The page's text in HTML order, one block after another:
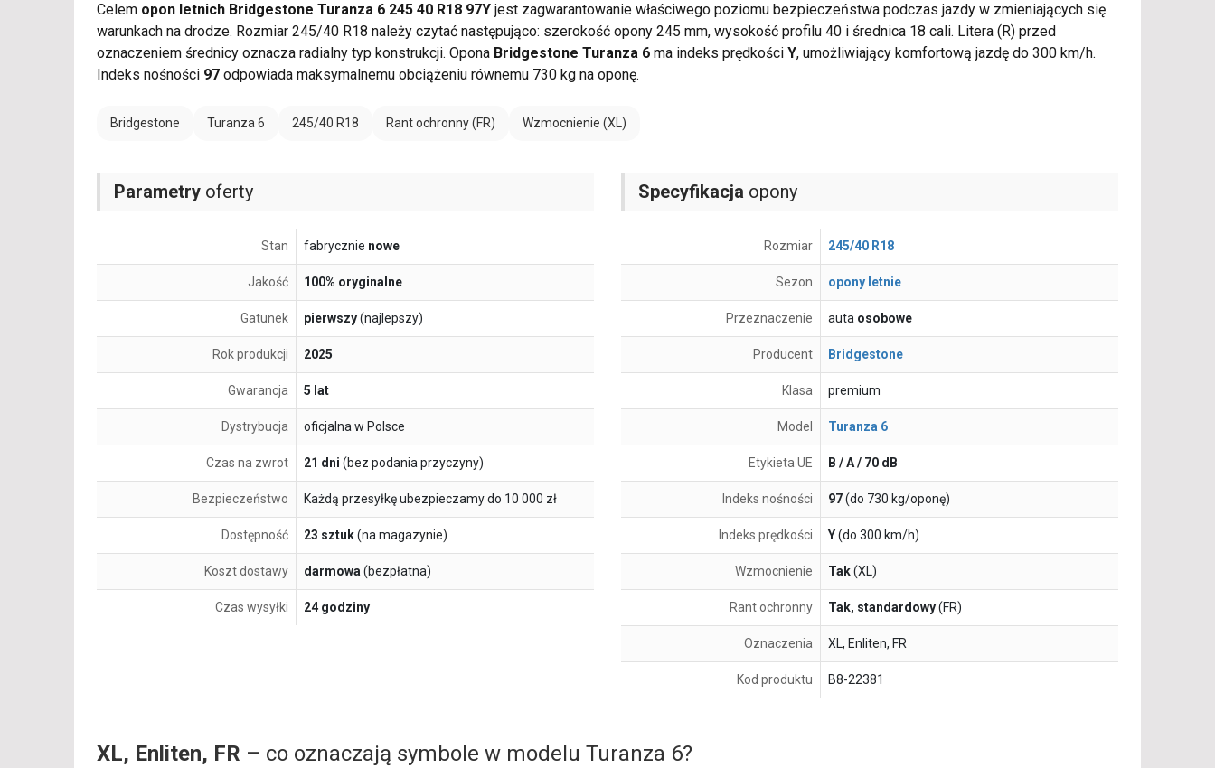
Celem opon letnich Bridgestone Turanza 6 245 40 R18 97Y jest zagwarantowanie właściwego poziomu bezpieczeństwa podczas jazdy w zmieniających się
warunkach na drodze. Rozmiar 245/40 R18 należy czytać następująco: szerokość opony 245 mm, wysokość profilu 40 i średnica 18 cali. Litera (R) przed
oznaczeniem średnicy oznacza radialny typ konstrukcji. Opona Bridgestone Turanza 6 ma indeks prędkości Y, umożliwiający komfortową jazdę do 300 km/h.
Indeks nośności 97 odpowiada maksymalnemu obciążeniu równemu 730 kg na oponę.
Bridgestone Turanza 6 245/40 R18 Rant ochronny (FR) Wzmocnienie (XL)
Parametry oferty
Stan fabrycznie nowe
Jakość 100% oryginalne
Gatunek pierwszy(najlepszy)
Rok produkcji 2025
Gwarancja 5 lat
Dystrybucja oficjalna w Polsce
Czas na zwrot 21 dni (bez podania przyczyny)
Bezpieczeństwo Każdą przesyłkę ubezpieczamy do 10 000 zł
Dostępność 23 sztuk(na magazynie)
Koszt dostawy darmowa(bezpłatna)
Czas wysyłki 24 godziny
Specyfikacja opony
Rozmiar 245/40 R18
Sezon opony letnie
Przeznaczenie auta osobowe
Producent Bridgestone
Klasa premium
Model Turanza 6
Etykieta UE B / A / 70 dB
Indeks nośności 97(do 730 kg/oponę)
Indeks prędkości Y(do 300 km/h)
Wzmocnienie Tak(XL)
Rant ochronny Tak, standardowy(FR)
Oznaczenia XL, Enliten, FR
Kod produktu B8-22381
XL, Enliten, FR – co oznaczają symbole w modelu Turanza 6?